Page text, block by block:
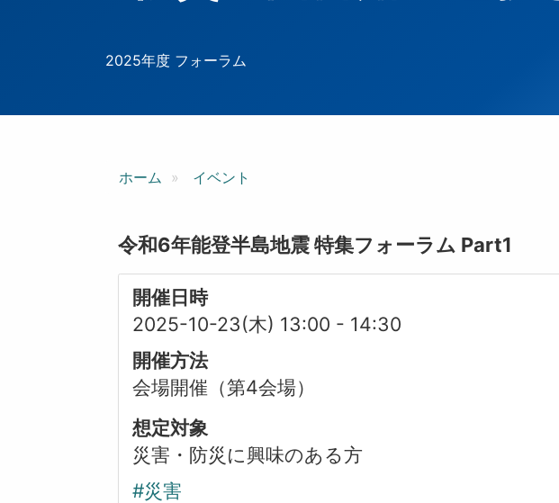
ョ
2025年度 フォーラム
ホーム イベント
令和6年能登半島地震 特集フォーラム Part1
開催日時
2025-10-23(木) 13:00 - 14:30
開催方法
会場開催（第4会場）
想定対象
災害・防災に興味のある方
#災害